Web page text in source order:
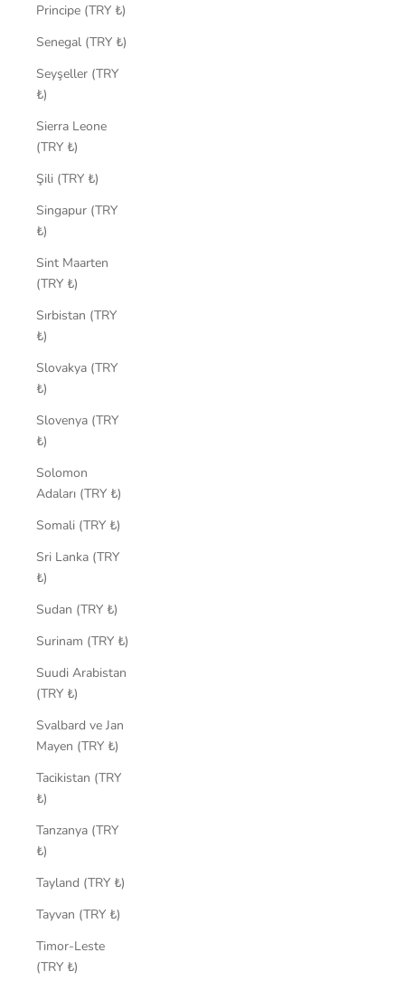
Principe (TRY ₺)
Senegal (TRY ₺)
Seyşeller (TRY
₺)
Sierra Leone
(TRY ₺)
Şili (TRY ₺)
Singapur (TRY
₺)
Sint Maarten
(TRY ₺)
Sırbistan (TRY
₺)
Slovakya (TRY
₺)
Slovenya (TRY
₺)
Solomon
Adaları (TRY ₺)
Somali (TRY ₺)
Sri Lanka (TRY
₺)
Sudan (TRY ₺)
Surinam (TRY ₺)
Suudi Arabistan
(TRY ₺)
Svalbard ve Jan
Mayen (TRY ₺)
Tacikistan (TRY
₺)
Tanzanya (TRY
₺)
Tayland (TRY ₺)
Tayvan (TRY ₺)
Timor-Leste
(TRY ₺)